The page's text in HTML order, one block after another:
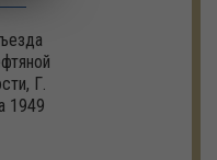
Г.
1949